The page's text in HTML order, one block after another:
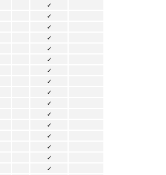
✓
✓
✓
✓
✓
✓
✓
✓
✓
✓
✓
✓
✓
✓
✓
✓